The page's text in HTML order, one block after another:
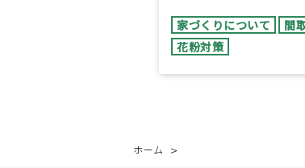
家づくりについて 間
花粉対策
ホーム